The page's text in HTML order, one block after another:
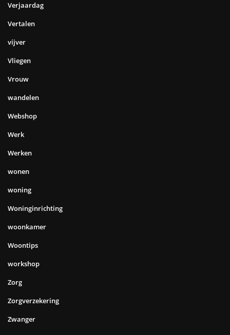
Verjaardag
Vertalen
vijver
Vliegen
Vrouw
wandelen
Webshop
Werk
Werken
wonen
woning
Woninginrichting
woonkamer
Woontips
workshop
Zorg
Zorgverzekering
Zwanger